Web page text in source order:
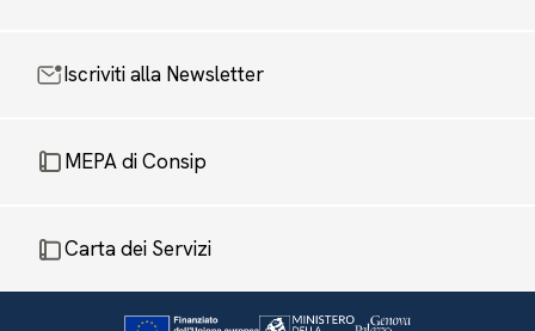
Iscriviti alla Newsletter
MEPA di Consip
Carta dei Servizi